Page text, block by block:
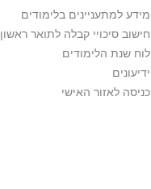
מידע למתעניינים בלימודים
חישוב סיכויי קבלה לתואר ראשון
לוח שנת הלימודים
ידיעונים
כניסה לאזור האישי